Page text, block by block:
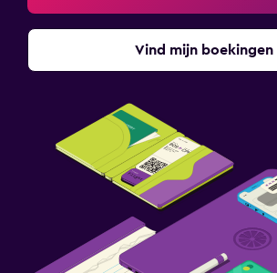
Vind mijn boekingen